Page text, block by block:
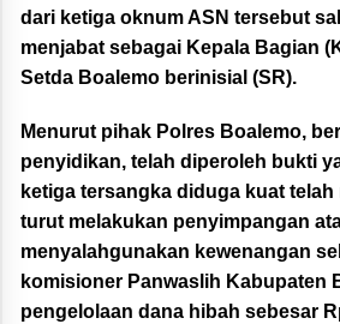
dari ketiga oknum ASN tersebut
menjabat sebagai Kepala Bagian
Setda Boalemo berinisial (SR).
Menurut pihak Polres Boalemo,
penyidikan, telah diperoleh bukti
ketiga tersangka diduga kuat telah
turut melakukan penyimpangan
menyalahgunakan kewenangan
komisioner Panwaslih Kabupaten
pengelolaan dana hibah sebesar